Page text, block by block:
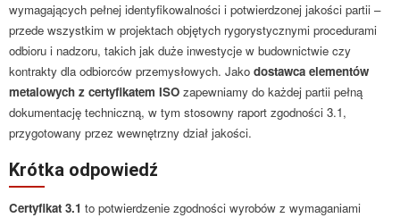
wymagających pełnej identyfikowalności i potwierdzonej jakości partii –
przede wszystkim w projektach objętych rygorystycznymi procedurami
odbioru i nadzoru, takich jak duże inwestycje w budownictwie czy
kontrakty dla odbiorców przemysłowych. Jako dostawca elementów
metalowych z certyfikatem ISO zapewniamy do każdej partii pełną
dokumentację techniczną, w tym stosowny raport zgodności 3.1,
przygotowany przez wewnętrzny dział jakości.
Krótka odpowiedź
Certyfikat 3.1 to potwierdzenie zgodności wyrobów z wymaganiami